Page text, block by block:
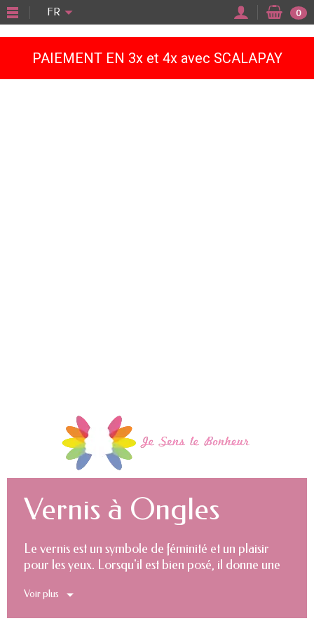
PAIEMENT EN 3x et 4x avec SCALAPAY
FR 0
Vernis à Ongles
Le vernis est un symbole de féminité et un plaisir
pour les yeux. Lorsqu'il est bien posé, il donne une
est tout un art et pour avoir une manucure au top, il
Voir plus